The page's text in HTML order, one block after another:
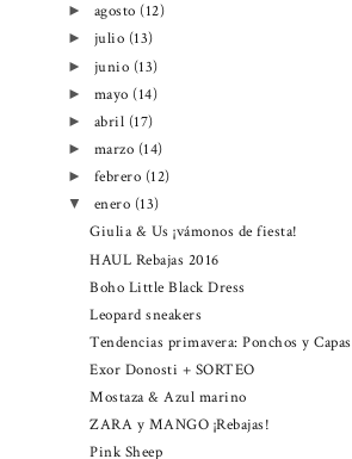
► agosto (12)
► julio (13)
► junio (13)
► mayo (14)
► abril (17)
► marzo (14)
► febrero (12)
▼ enero (13)
Giulia & Us ¡vámonos de fiesta!
HAUL Rebajas 2016
Boho Little Black Dress
Leopard sneakers
Tendencias primavera: Ponchos y Capas
Exor Donosti + SORTEO
Mostaza & Azul marino
ZARA y MANGO ¡Rebajas!
Pink Sheep